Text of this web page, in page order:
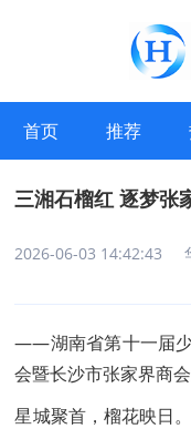
首页 推荐
三湘石榴红 逐梦张
2026-06-03 14:42:43
——湖南省第十一届
会暨长沙市张家界商
星城聚首，榴花映日